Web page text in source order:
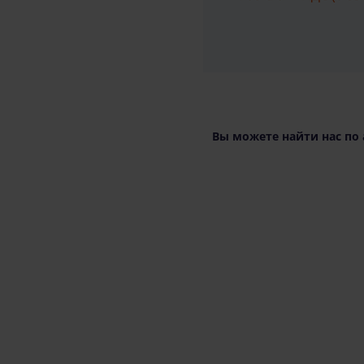
Вы можете найти нас по